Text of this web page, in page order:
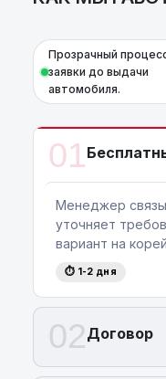
Прозрачный
заявки до выдачи
автомобиля.
01
Менеджер
уточняет
вариант на
⏱ 1-2 дня
02Договор